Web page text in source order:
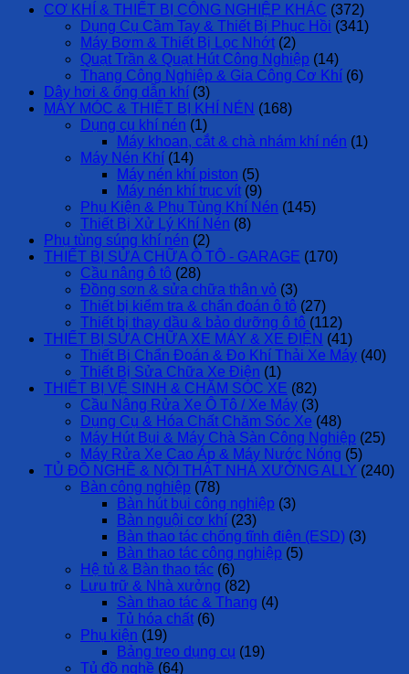
CƠ KHÍ & THIẾT BỊ CÔNG NGHIỆP KHÁC (372)
Dụng Cụ Cầm Tay & Thiết Bị Phục Hồi (341)
Máy Bơm & Thiết Bị Lọc Nhớt (2)
Quạt Trần & Quạt Hút Công Nghiệp (14)
Thang Công Nghiệp & Gia Công Cơ Khí (6)
Dây hơi & ống dẫn khí (3)
MÁY MÓC & THIẾT BỊ KHÍ NÉN (168)
Dụng cụ khí nén (1)
Máy khoan, cắt & chà nhám khí nén (1)
Máy Nén Khí (14)
Máy nén khí piston (5)
Máy nén khí trục vít (9)
Phụ Kiện & Phụ Tùng Khí Nén (145)
Thiết Bị Xử Lý Khí Nén (8)
Phụ tùng súng khí nén (2)
THIẾT BỊ SỬA CHỮA Ô TÔ - GARAGE (170)
Cầu nâng ô tô (28)
Đồng sơn & sửa chữa thân vỏ (3)
Thiết bị kiểm tra & chẩn đoán ô tô (27)
Thiết bị thay dầu & bảo dưỡng ô tô (112)
THIẾT BỊ SỬA CHỮA XE MÁY & XE ĐIỆN (41)
Thiết Bị Chẩn Đoán & Đo Khí Thải Xe Máy (40)
Thiết Bị Sửa Chữa Xe Điện (1)
THIẾT BỊ VỆ SINH & CHĂM SÓC XE (82)
Cầu Nâng Rửa Xe Ô Tô / Xe Máy (3)
Dụng Cụ & Hóa Chất Chăm Sóc Xe (48)
Máy Hút Bụi & Máy Chà Sàn Công Nghiệp (25)
Máy Rửa Xe Cao Áp & Máy Nước Nóng (5)
TỦ ĐỒ NGHỀ & NỘI THẤT NHÀ XƯỞNG ALLY (240)
Bàn công nghiệp (78)
Bàn hút bụi công nghiệp (3)
Bàn nguội cơ khí (23)
Bàn thao tác chống tĩnh điện (ESD) (3)
Bàn thao tác công nghiệp (5)
Hệ tủ & Bàn thao tác (6)
Lưu trữ & Nhà xưởng (82)
Sàn thao tác & Thang (4)
Tủ hóa chất (6)
Phụ kiện (19)
Bảng treo dụng cụ (19)
Tủ đồ nghề (64)